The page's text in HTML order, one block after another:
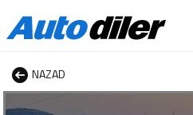
NAZAD